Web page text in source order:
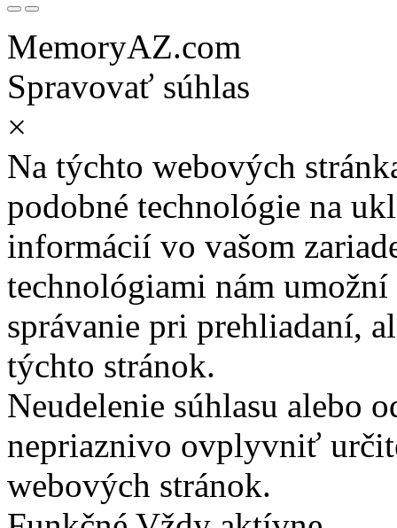
MemoryAZ.com
Spravovať súhlas
×
Na týchto webových
podobné technológie na
informácií vo vašom
technológiami nám
správanie pri prehliadaní,
týchto stránok.
Neudelenie súhlasu alebo
nepriaznivo ovplyvniť
webových stránok.